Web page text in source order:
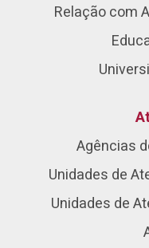
Relação com
Agências
Unidades de
Unidades de